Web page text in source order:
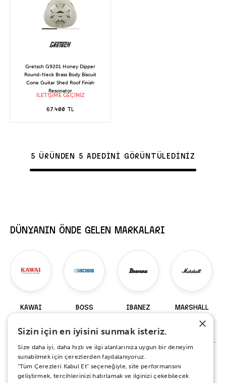
Gretsch G9201 Honey Dipper
Round-Neck Brass Body Biscuit
Cone Guitar Shed Roof Finish
Resonator
İLETİŞİME GEÇİNİZ
67.400 TL
5 ÜRÜNDEN 5 ADEDİNİ GÖRÜNTÜLEDİNİZ
DÜNYANIN ÖNDE GELEN MARKALARI
KAWAI BOSS IBANEZ MARSHALL
147 Ürün
%100 MEMNUNİYET SÖZÜ
×
Sizin için en iyisini sunmak isteriz.
Size daha iyi, daha hızlı ve ilgi alanlarınıza uygun bir deneyim
sunabilmek için çerezlerden faydalanıyoruz.
“Tüm Çerezleri Kabul Et” seçeneğiyle, site performansını
geliştirmek, tercihlerinizi hatırlamak ve ilginizi çekebilecek